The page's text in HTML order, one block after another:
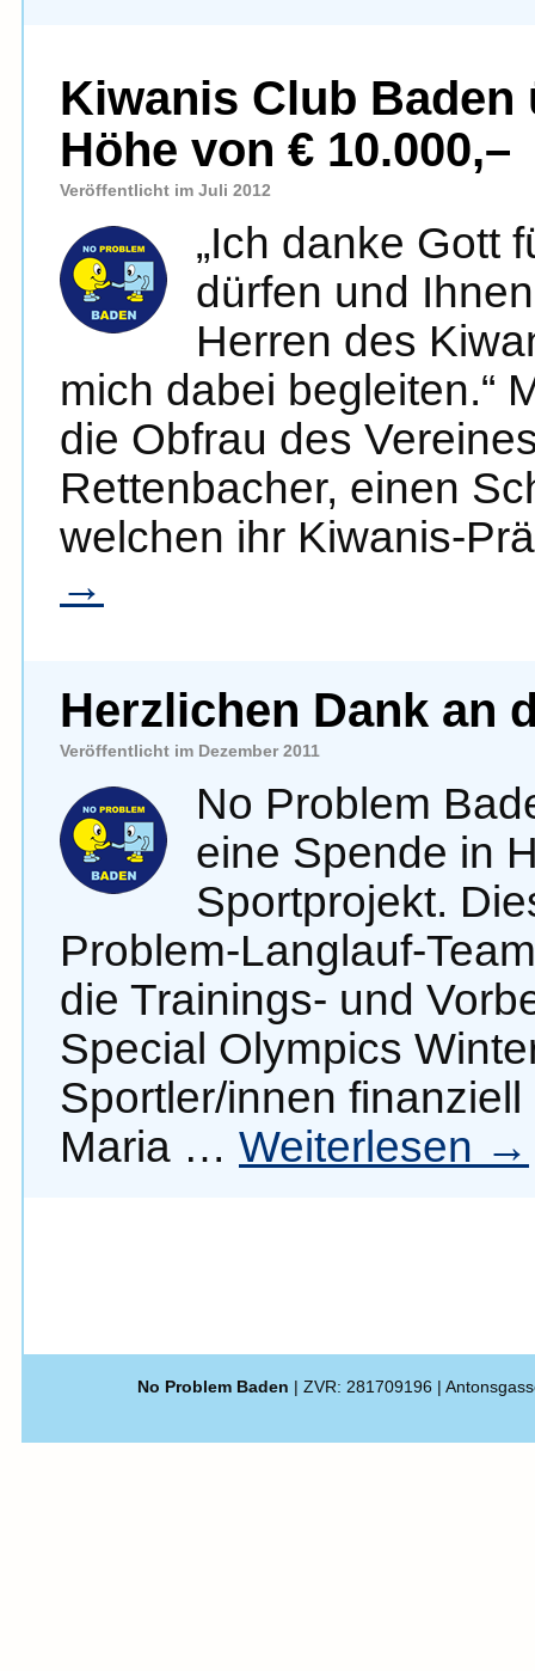
Kiwanis Club
Höhe von € 10.000,–
Veröffentlicht im Juli 2012
„Ich danke Gott
dürfen und
Herren des
mich dabei begleiten.“
die Obfrau des
Rettenbacher, einen
welchen ihr Kiwanis-
→
Herzlichen Dank an
Veröffentlicht im Dezember 2011
No Problem
eine Spende in
Sportprojekt.
Problem-Langlauf-
die Trainings- und
Special Olympics
Sportler/innen
Maria … Weiterlesen →
No Problem Baden | ZVR: 281709196 |